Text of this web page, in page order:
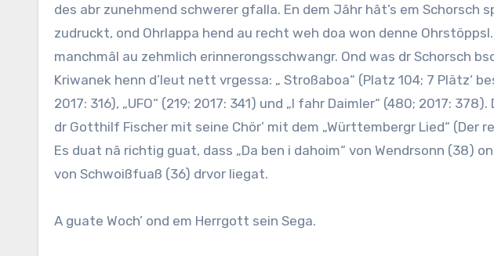
des abr zunehmend schwerer gfalla. En dem Jâhr hât’s em Schorsch
zudruckt, ond Ohrlappa hend au recht weh doa won denne
manchmâl au zehmlich erinnerongsschwangr. Ond was dr Schorsch
Kriwanek henn d’leut nett vrgessa: „ Stroßaboa“ (Platz 104; 7 Plätz‘
2017: 316), „UFO“ (219; 2017: 341) und „I fahr Daimler“ (480; 2017:
dr Gotthilf Fischer mit seine Chör’ mit dem „Württembergr Lied“ (Der
Es duat nâ richtig guat, dass „Da ben i dahoim“ von Wendrsonn (38)
von Schwoißfuaß (36) drvor liegat.
A guate Woch’ ond em Herrgott sein Sega.